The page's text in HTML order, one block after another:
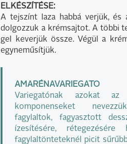
ELKÉSZÍTÉSE:
A tejszínt laza habbá verjük, és
dolgozzuk a krémsajtot. A többi
gel keverjük össze. Végül a
egyneműsítjük.
AMARÉNAVARIEGATO
Variegatónak azokat az
komponenseket
fagylaltok, fagyasztott
ízesítésére, rétegezésére
fagylaltönteteknél picit